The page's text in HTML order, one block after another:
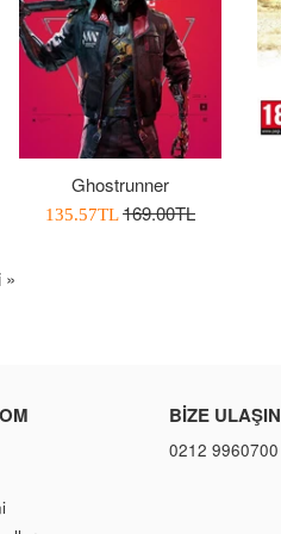
Ghostrunner
İndirimli
135.57TLNormal
169.00TL
»
BIZE ULAŞIN
0212 9960700